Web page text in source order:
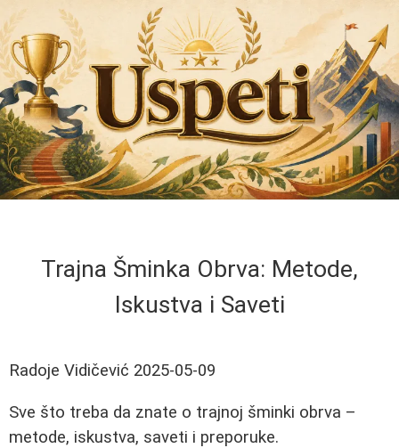
Trajna Šminka Obrva: Metode,
Iskustva i Saveti
Radoje Vidičević 2025-05-09
Sve što treba da znate o trajnoj šminki obrva –
metode, iskustva, saveti i preporuke.